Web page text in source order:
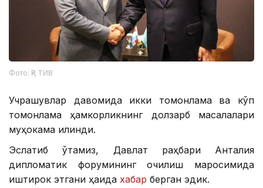
Фото: ҚР ТИВ
Учрашувлар давомида икки томонлама ва кўп
томонлама ҳамкорликнинг долзарб масалалари
муҳокама қилинди.
Эслатиб ўтамиз, Давлат раҳбари Анталия
дипломатик форумининг очилиш маросимида
иштирок этгани ҳақида хабар берган эдик.